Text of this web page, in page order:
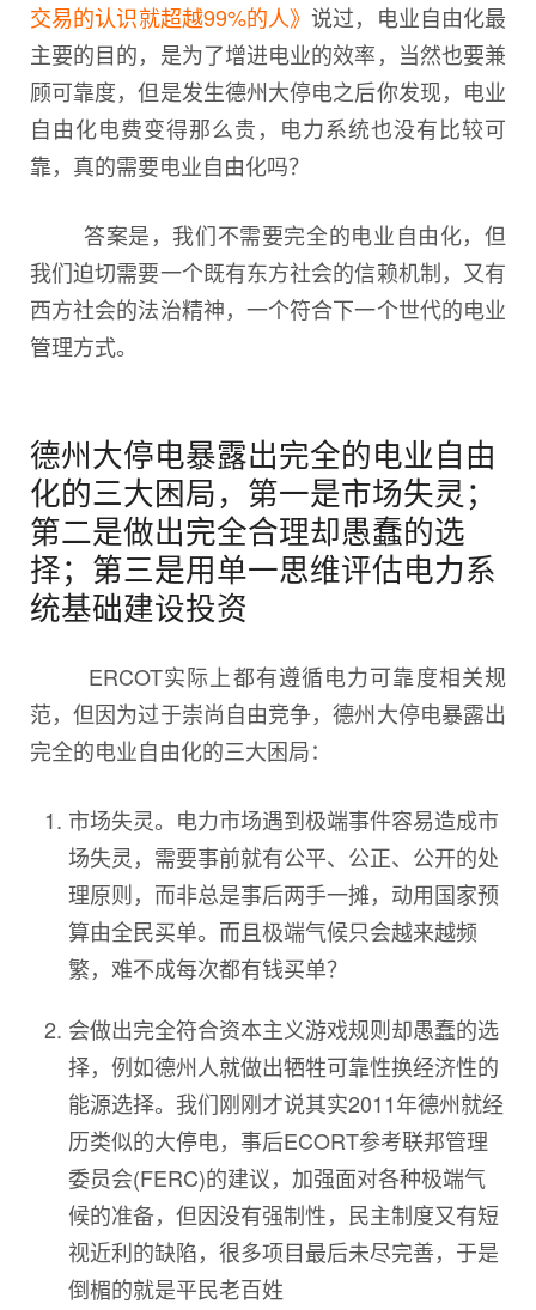
交易的认识就超越99%的人》说过，电业自由化最
主要的目的，是为了增进电业的效率，当然也要兼
顾可靠度，但是发生德州大停电之后你发现，电业
自由化电费变得那么贵，电力系统也没有比较可
靠，真的需要电业自由化吗？
答案是，我们不需要完全的电业自由化，但
我们迫切需要一个既有东方社会的信赖机制，又有
西方社会的法治精神，一个符合下一个世代的电业
管理方式。
德州大停电暴露出完全的电业自由
化的三大困局，第一是市场失灵；
第二是做出完全合理却愚蠢的选
择；第三是用单一思维评估电力系
统基础建设投资
ERCOT实际上都有遵循电力可靠度相关规
范，但因为过于崇尚自由竞争，德州大停电暴露出
完全的电业自由化的三大困局：
市场失灵。电力市场遇到极端事件容易造成市
场失灵，需要事前就有公平、公正、公开的处
理原则，而非总是事后两手一摊，动用国家预
算由全民买单。而且极端气候只会越来越频
繁，难不成每次都有钱买单？
会做出完全符合资本主义游戏规则却愚蠢的选
择，例如德州人就做出牺牲可靠性换经济性的
能源选择。我们刚刚才说其实2011年德州就经
历类似的大停电，事后ECORT参考联邦管理
委员会(FERC)的建议，加强面对各种极端气
候的准备，但因没有强制性，民主制度又有短
视近利的缺陷，很多项目最后未尽完善，于是
倒楣的就是平民老百姓